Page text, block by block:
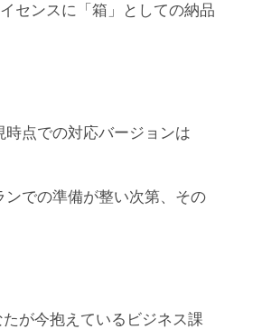
センスに「箱」としての納品
点での対応バージョンは
ンでの準備が整い次第、その
が今抱えているビジネス課